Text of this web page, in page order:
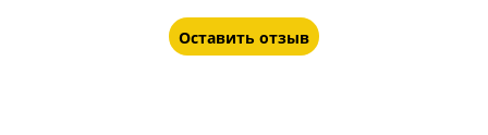
Оставить отзыв